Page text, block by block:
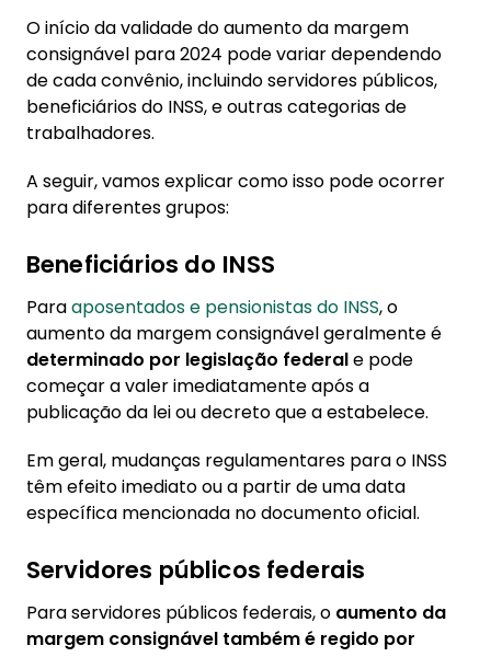
O início da validade do aumento da margem
consignável para 2024 pode variar dependendo
de cada convênio, incluindo servidores públicos,
beneficiários do INSS, e outras categorias de
trabalhadores.
A seguir, vamos explicar como isso pode ocorrer
para diferentes grupos:
Beneficiários do INSS
Paraaposentados e pensionistas do INSS, o
aumento da margem consignável geralmente é
determinado por legislação federale pode
começar a valer imediatamente após a
publicação da lei ou decreto que a estabelece.
Em geral, mudanças regulamentares para o INSS
têm efeito imediato ou a partir de uma data
específica mencionada no documento oficial.
Servidores públicos federais
Para servidores públicos federais, o aumento da
margem consignável também é regido por